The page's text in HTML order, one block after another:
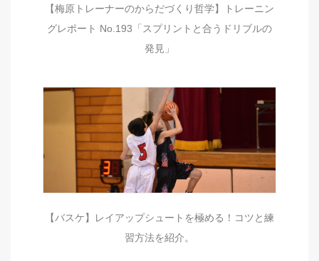
【梅原トレーナーのからだづくり哲学】トレーニン
グレポート No.193「スプリントと合うドリブルの
発見」
【バスケ】レイアップシュートを極める！コツと練
習方法を紹介。